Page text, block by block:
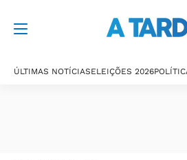
ÚLTIMAS NOTÍCIASELEIÇÕES 2026